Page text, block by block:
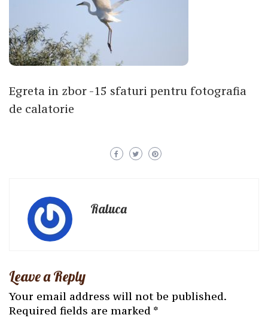
Egreta in zbor -15 sfaturi pentru fotografia
de calatorie
Raluca
Leave a Reply
Your email address will not be published.
Required fields are marked *